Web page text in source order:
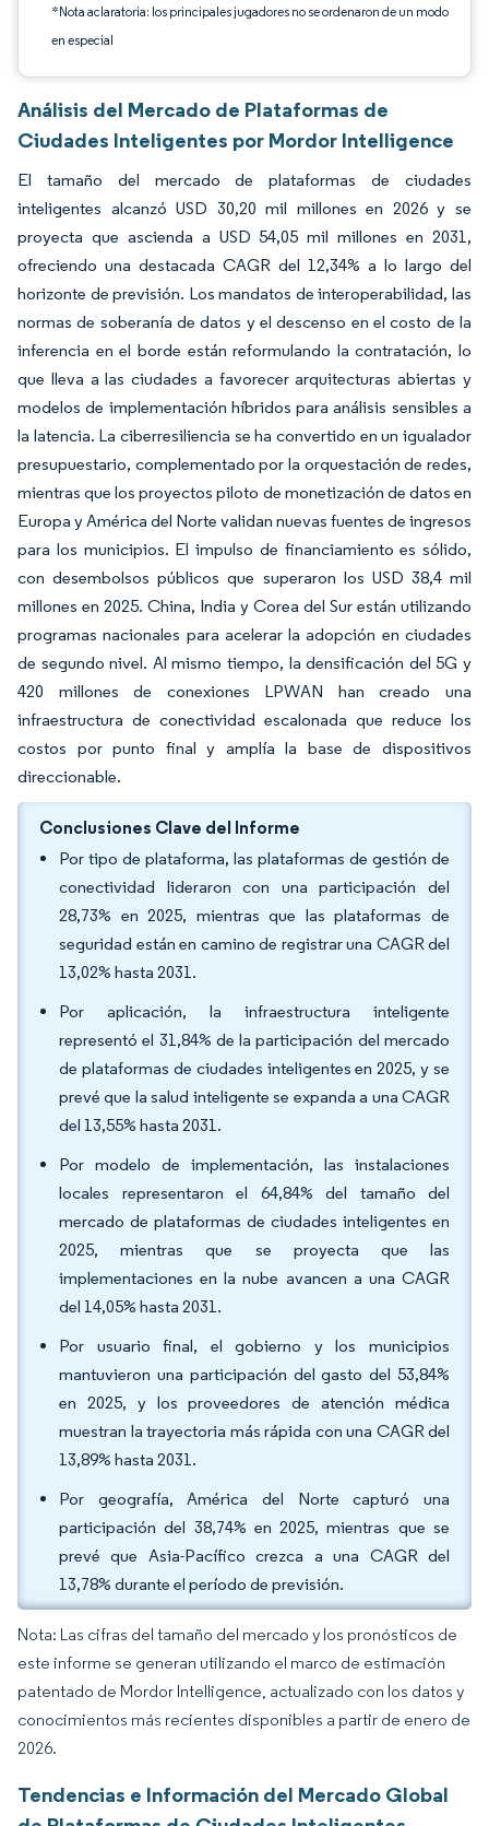
*Nota aclaratoria: los principales jugadores no se ordenaron de un modo
en especial
Análisis del Mercado de Plataformas de
Ciudades Inteligentes por Mordor Intelligence
El tamaño del mercado de plataformas de ciudades
inteligentes alcanzó USD 30,20 mil millones en 2026 y se
proyecta que ascienda a USD 54,05 mil millones en 2031,
ofreciendo una destacada CAGR del 12,34% a lo largo del
horizonte de previsión. Los mandatos de interoperabilidad, las
normas de soberanía de datos y el descenso en el costo de la
inferencia en el borde están reformulando la contratación, lo
que lleva a las ciudades a favorecer arquitecturas abiertas y
modelos de implementación híbridos para análisis sensibles a
la latencia. La ciberresiliencia se ha convertido en un igualador
presupuestario, complementado por la orquestación de redes,
mientras que los proyectos piloto de monetización de datos en
Europa y América del Norte validan nuevas fuentes de ingresos
para los municipios. El impulso de financiamiento es sólido,
con desembolsos públicos que superaron los USD 38,4 mil
millones en 2025. China, India y Corea del Sur están utilizando
programas nacionales para acelerar la adopción en ciudades
de segundo nivel. Al mismo tiempo, la densificación del 5G y
420 millones de conexiones LPWAN han creado una
infraestructura de conectividad escalonada que reduce los
costos por punto final y amplía la base de dispositivos
direccionable.
Conclusiones Clave del Informe
Por tipo de plataforma, las plataformas de gestión de
conectividad lideraron con una participación del
28,73% en 2025, mientras que las plataformas de
seguridad están en camino de registrar una CAGR del
13,02% hasta 2031.
Por aplicación, la infraestructura inteligente
representó el 31,84% de la participación del mercado
de plataformas de ciudades inteligentes en 2025, y se
prevé que la salud inteligente se expanda a una CAGR
del 13,55% hasta 2031.
Por modelo de implementación, las instalaciones
locales representaron el 64,84% del tamaño del
mercado de plataformas de ciudades inteligentes en
2025, mientras que se proyecta que las
implementaciones en la nube avancen a una CAGR
del 14,05% hasta 2031.
Por usuario final, el gobierno y los municipios
mantuvieron una participación del gasto del 53,84%
en 2025, y los proveedores de atención médica
muestran la trayectoria más rápida con una CAGR del
13,89% hasta 2031.
Por geografía, América del Norte capturó una
participación del 38,74% en 2025, mientras que se
prevé que Asia-Pacífico crezca a una CAGR del
13,78% durante el período de previsión.
Nota: Las cifras del tamaño del mercado y los pronósticos de
este informe se generan utilizando el marco de estimación
patentado de Mordor Intelligence, actualizado con los datos y
conocimientos más recientes disponibles a partir de enero de
2026.
Tendencias e Información del Mercado Global